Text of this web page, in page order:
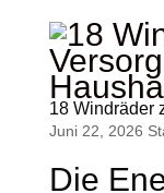
18 Windräder
Juni 22, 2026
Die